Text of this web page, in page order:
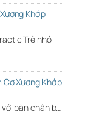
Khớp
Trẻ nhỏ
Cơ Xương Khớp
bàn chân b…